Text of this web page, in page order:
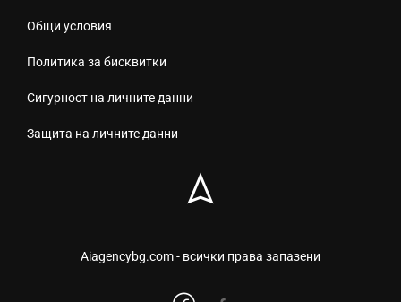
Общи условия
Политика за бисквитки
Сигурност на личните данни
Защита на личните данни
Aiagencybg.com - всички права запазени